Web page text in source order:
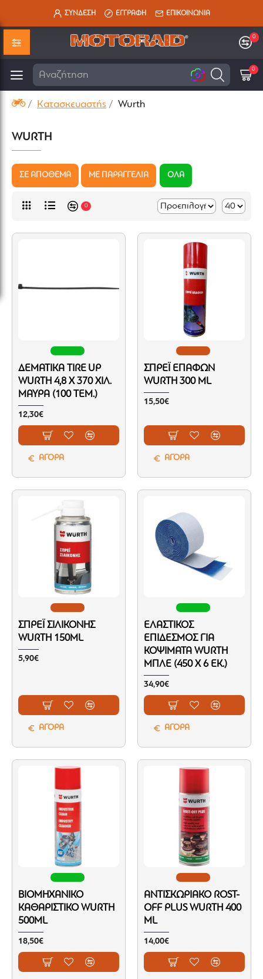
ΣΥΝΔΕΣΗ ΕΓΓΡΑΦΗ ΕΠΙΚΟΙΝΩΝΙΑ
0
Αναζήτηση εδώ
0
Κατασκευαστής Wurth
WURTH
ΣΕ ΑΠΟΘΕΜΑ ΜΕ ΠΑΡΑΓΓΕΛΙΑ ΟΛΑ
0
ΔΕΜΑΤΙΚΆ TIRE UP
WURTH 4,8 X 370 ΧΙΛ.
ΜΑΎΡΑ (100 ΤΕΜ.)
12,30€
ΑΓΟΡΑ
ΣΠΡΈΙ ΕΠΑΦΏΝ
WURTH 300 ML
15,50€
ΑΓΟΡΑ
ΣΠΡΈΙ ΣΙΛΙΚΌΝΗΣ
WURTH 150ML
5,90€
ΑΓΟΡΑ
ΕΛΑΣΤΙΚΌΣ
ΕΠΊΔΕΣΜΟΣ ΓΙΑ
ΚΟΨΊΜΑΤΑ WURTH
ΜΠΛΕ (450 X 6 ΕΚ.)
34,90€
ΑΓΟΡΑ
ΒΙΟΜΗΧΑΝΙΚΌ
ΚΑΘΑΡΙΣΤΙΚΌ WURTH
500ML
18,50€
ΑΝΤΙΣΚΩΡΙΑΚΌ ROST-
OFF PLUS WURTH 400
ML
14,00€